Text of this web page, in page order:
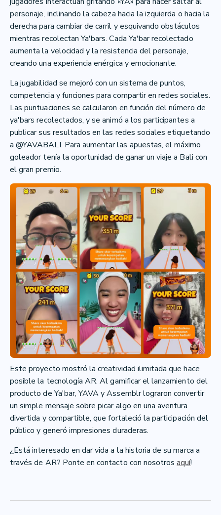
personaje, inclinando la cabeza hacia la izquierda o hacia la
derecha para cambiar de carril y esquivando obstáculos
mientras recolectan Ya'bars. Cada Ya'bar recolectado
aumenta la velocidad y la resistencia del personaje,
creando una experiencia enérgica y emocionante.
La jugabilidad se mejoró con un sistema de puntos,
competencia y funciones para compartir en redes sociales.
Las puntuaciones se calcularon en función del número de
ya'bars recolectados, y se animó a los participantes a
publicar sus resultados en las redes sociales etiquetando
a @YAVABALI. Para aumentar las apuestas, el máximo
goleador tenía la oportunidad de ganar un viaje a Bali con
el gran premio.
Este proyecto mostró la creatividad ilimitada que hace
posible la tecnología AR. Al gamificar el lanzamiento del
producto de Ya'bar, YAVA y Assemblr lograron convertir
un simple mensaje sobre picar algo en una aventura
divertida y compartible, que fortaleció la participación del
público y generó impresiones duraderas.
¿Está interesado en dar vida a la historia de su marca a
través de AR? Ponte en contacto con nosotrosaquí!